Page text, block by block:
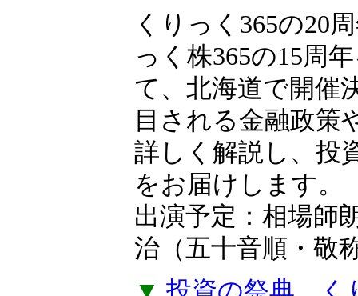
フェス2026 in
催
くりっく365の20
っく株365の15周
て、北海道で開催
目される金融政策
詳しく解説し、投
をお届けします。
出演予定：相場師